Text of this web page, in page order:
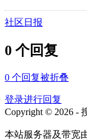
社区日报
0 个回复
0 个回复被折叠
登录进行回复
Copyright © 2026 -
本站服务器及带宽